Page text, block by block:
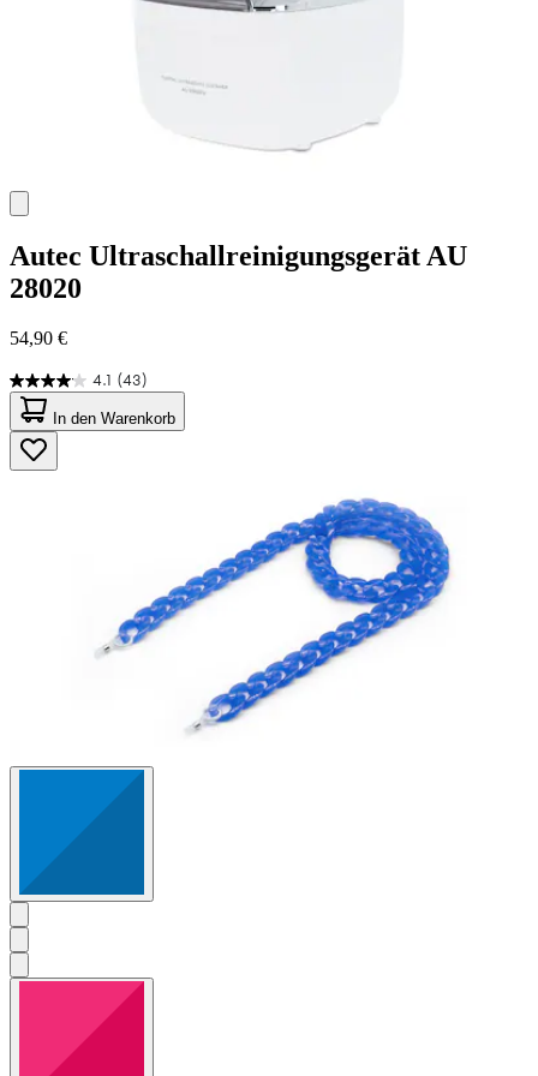
Autec Ultraschallreinigungsgerät AU
28020
54,90 €
4.1 (43)
4.1
von
5
Sternen.
43
In den Warenkorb